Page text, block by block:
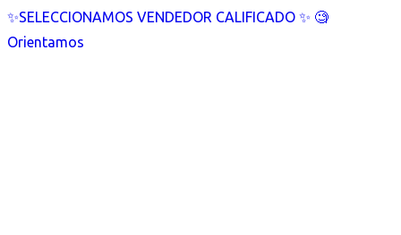
✨SELECCIONAMOS VENDEDOR CALIFICADO ✨ 🧐
Orientamos